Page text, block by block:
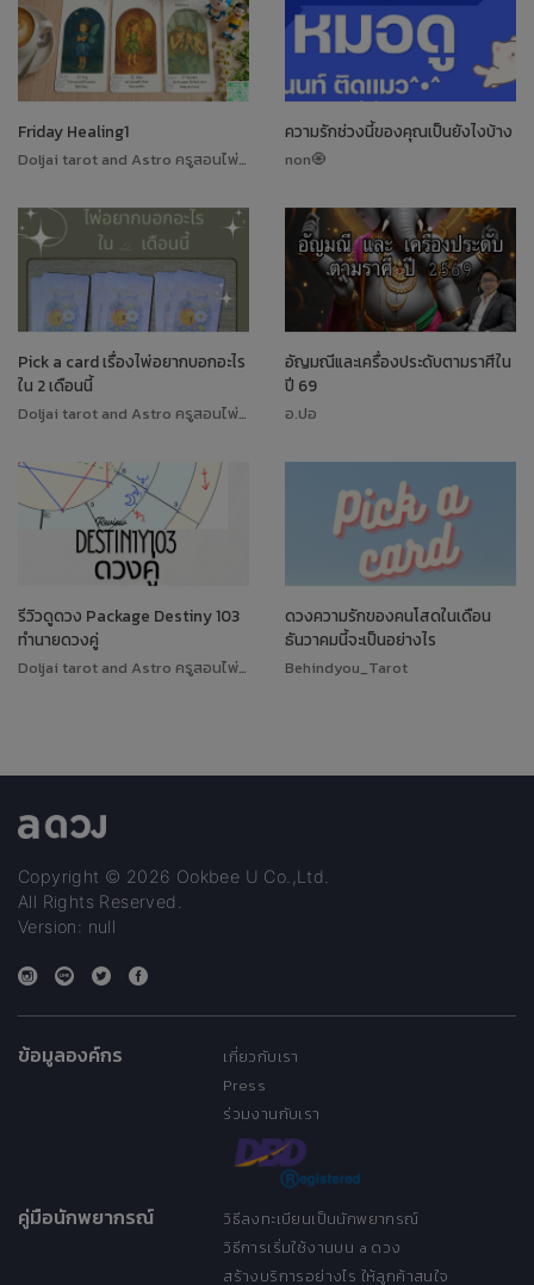
Friday Healing1
Doljai tarot and Astro ครูสอนไพ่ทาโรต์
ความรักช่วงนี้ของคุณเป็นยังไงบ้าง
non🧿
Pick a card เรื่องไพ่อยากบอกอะไร
ใน 2 เดือนนี้
Doljai tarot and Astro ครูสอนไพ่ทาโรต์
อัญมณีและเครื่องประดับตามราศีใน
ปี 69
อ.ปอ
รีวิวดูดวง Package Destiny 103
ทำนายดวงคู่
Doljai tarot and Astro ครูสอนไพ่ทาโรต์
ดวงความรักของคนโสดในเดือน
ธันวาคมนี้จะเป็นอย่างไร
Behindyou_Tarot
Copyright © 2026 Ookbee U Co.,Ltd.
All Rights Reserved.
Version: null
ข้อมูลองค์กร
เกี่ยวกับเรา
Press
ร่วมงานกับเรา
คู่มือนักพยากรณ์
วิธีลงทะเบียนเป็นนักพยากรณ์
วิธีการเริ่มใช้งานบน a ดวง
สร้างบริการอย่างไร ให้ลูกค้าสนใจ